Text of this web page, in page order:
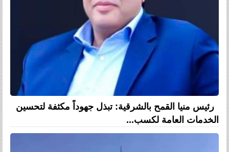
رئيس منيا القمح بالشرقية: تبذل جهوداً مكثفة لتحسين
الخدمات العامة لكسب...